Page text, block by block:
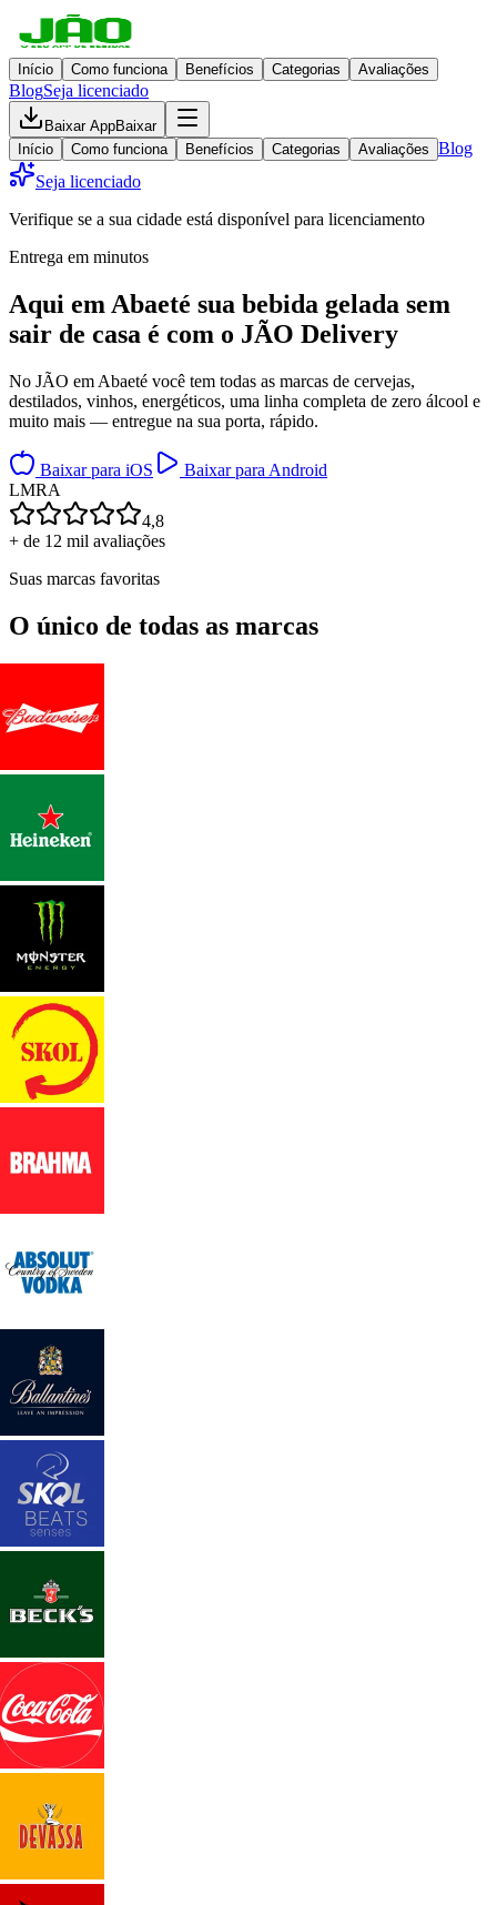
Início Como funciona Benefícios Categorias Avaliações
BlogSeja licenciado
Baixar AppBaixar
Início
Como funciona Benefícios Categorias Avaliações Blog
Seja licenciado
Verifique se a sua cidade está disponível para licenciamento
Entrega em minutos
Aqui em Abaeté sua bebida gelada sem
sair de casa é com o JÃO Delivery
No JÃO em Abaeté você tem todas as marcas de cervejas,
destilados, vinhos, energéticos, uma linha completa de zero álcool e
muito mais — entregue na sua porta, rápido.
Baixar para iOS
Baixar para Android
LMRA
4,8
+ de 12 mil avaliações
Suas marcas favoritas
O único de todas as marcas